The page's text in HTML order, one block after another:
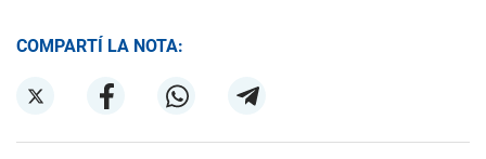
COMPARTÍ LA NOTA: